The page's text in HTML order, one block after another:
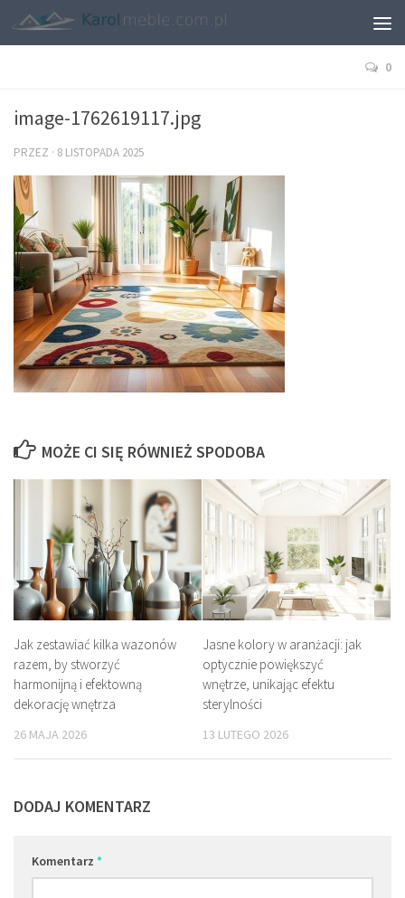
0
image-1762619117.jpg
PRZEZ · 8 LISTOPADA 2025
MOŻE CI SIĘ RÓWNIEŻ SPODOBA
Jak zestawiać kilka wazonów
razem, by stworzyć
harmonijną i efektowną
dekorację wnętrza
26 MAJA 2026
Jasne kolory w aranżacji: jak
optycznie powiększyć
wnętrze, unikając efektu
sterylności
13 LUTEGO 2026
DODAJ KOMENTARZ
Komentarz *